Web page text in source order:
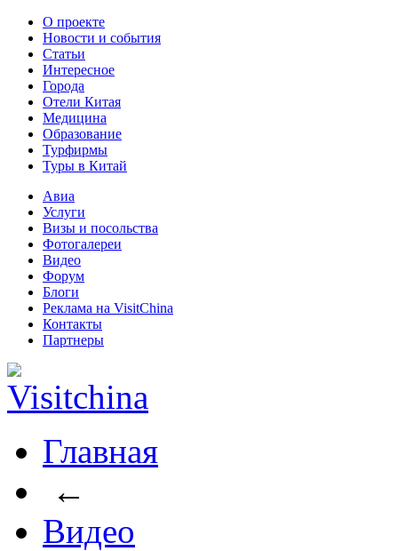
О проекте
Новости и события
Статьи
Интересное
Города
Отели Китая
Медицина
Образование
Турфирмы
Туры в Китай
Авиа
Услуги
Визы и посольства
Фотогалереи
Видео
Форум
Блоги
Реклама на VisitChina
Контакты
Партнеры
Главная
←
Видео